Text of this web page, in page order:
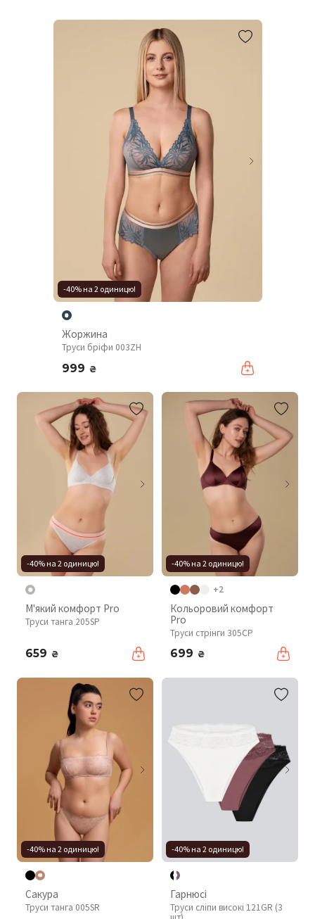
-40% на 2 одиницю!
Жоржина
Труси бріфи 003ZH
999 ₴
-40% на 2 одиницю!
М'який комфорт Pro
Труси танга 205SP
659 ₴
-40% на 2 одиницю!
+2
Кольоровий комфорт
Pro
Труси стрінги 305CP
699 ₴
-40% на 2 одиницю!
Сакура
Труси танга 005SR
-40% на 2 одиницю!
Гарнюсі
Труси сліпи високі 121GR (3